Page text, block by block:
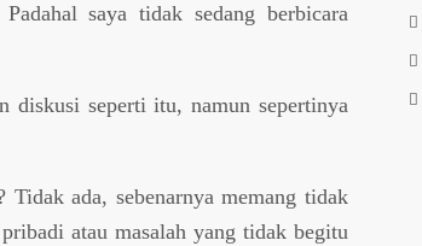
saya tidak sedang berbicara
diskusi seperti itu, namun sepertinya
Tidak ada, sebenarnya memang tidak
atau masalah yang tidak begitu